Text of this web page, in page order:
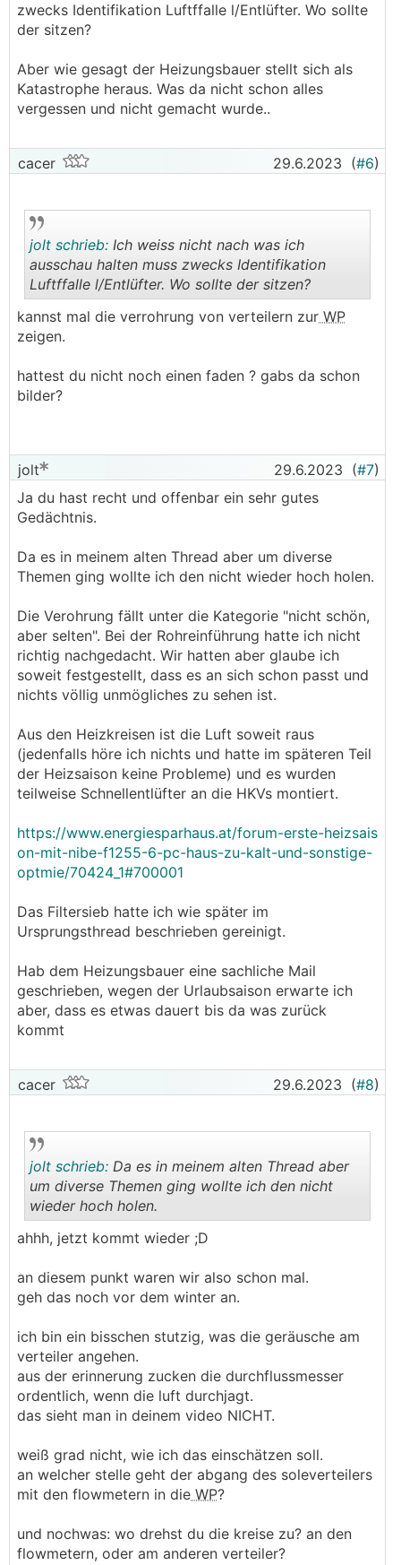
zwecks Identifikation Luftffalle l/Entlüfter. Wo sollte
der sitzen?
Aber wie gesagt der Heizungsbauer stellt sich als
Katastrophe heraus. Was da nicht schon alles
vergessen und nicht gemacht wurde..
cacer 29.6.2023 (#6)
..
jolt schrieb: Ich weiss nicht nach was ich
ausschau halten muss zwecks Identifikation
Luftffalle l/Entlüfter. Wo sollte der sitzen?
kannst mal die verrohrung von verteilern zur WP
zeigen.
hattest du nicht noch einen faden ? gabs da schon
bilder?
jolt 29.6.2023 (#7)
Ja du hast recht und offenbar ein sehr gutes
Gedächtnis.
Da es in meinem alten Thread aber um diverse
Themen ging wollte ich den nicht wieder hoch holen.
Die Verohrung fällt unter die Kategorie "nicht schön,
aber selten". Bei der Rohreinführung hatte ich nicht
richtig nachgedacht. Wir hatten aber glaube ich
soweit festgestellt, dass es an sich schon passt und
nichts völlig unmögliches zu sehen ist.
Aus den Heizkreisen ist die Luft soweit raus
(jedenfalls höre ich nichts und hatte im späteren Teil
der Heizsaison keine Probleme) und es wurden
teilweise Schnellentlüfter an die HKVs montiert.
https://www.energiesparhaus.at/forum-erste-heizsais
on-mit-nibe-f1255-6-pc-haus-zu-kalt-und-sonstige-
optmie/70424_1#700001
Das Filtersieb hatte ich wie später im
Ursprungsthread beschrieben gereinigt.
Hab dem Heizungsbauer eine sachliche Mail
geschrieben, wegen der Urlaubsaison erwarte ich
aber, dass es etwas dauert bis da was zurück
kommt
cacer 29.6.2023 (#8)
..
jolt schrieb: Da es in meinem alten Thread aber
um diverse Themen ging wollte ich den nicht
wieder hoch holen.
ahhh, jetzt kommt wieder ;D
an diesem punkt waren wir also schon mal.
geh das noch vor dem winter an.
ich bin ein bisschen stutzig, was die geräusche am
verteiler angehen.
aus der erinnerung zucken die durchflussmesser
ordentlich, wenn die luft durchjagt.
das sieht man in deinem video NICHT.
weiß grad nicht, wie ich das einschätzen soll.
an welcher stelle geht der abgang des soleverteilers
mit den flowmetern in die WP?
und nochwas: wo drehst du die kreise zu? an den
flowmetern, oder am anderen verteiler?